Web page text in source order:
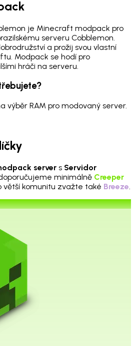
je Minecraft modpack pro
serveru Cobblemon.
a prožij svou vlastní
Modpack se hodí pro
hráči na serveru.
výběr RAM pro modovaný server.
server s Servidor
minimálně Creeper
větší komunitu zvažte také Breeze.